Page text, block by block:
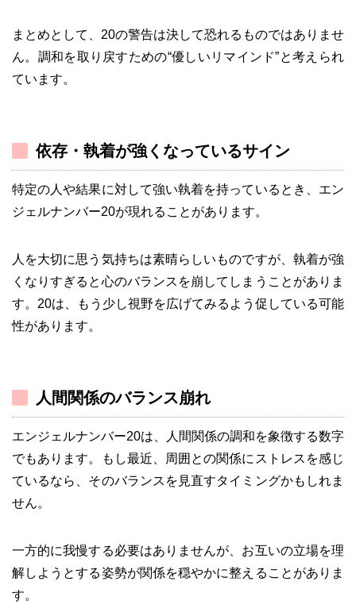
まとめとして、20の警告は決して恐れるものではありませ
ん。調和を取り戻すための“優しいリマインド”と考えられ
ています。
依存・執着が強くなっているサイン
特定の人や結果に対して強い執着を持っているとき、エン
ジェルナンバー20が現れることがあります。
人を大切に思う気持ちは素晴らしいものですが、執着が強
くなりすぎると心のバランスを崩してしまうことがありま
す。20は、もう少し視野を広げてみるよう促している可能
性があります。
人間関係のバランス崩れ
エンジェルナンバー20は、人間関係の調和を象徴する数字
でもあります。もし最近、周囲との関係にストレスを感じ
ているなら、そのバランスを見直すタイミングかもしれま
せん。
一方的に我慢する必要はありませんが、お互いの立場を理
解しようとする姿勢が関係を穏やかに整えることがありま
す。